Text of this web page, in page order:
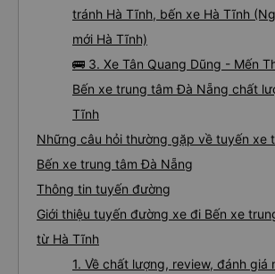
tránh Hà Tĩnh, bến xe Hà Tĩnh
mới Hà Tĩnh)
🚌 3. Xe Tân Quang Dũng - Mến
Bến xe trung tâm Đà Nẵng chất
Tĩnh
Những câu hỏi thường gặp về tuyến xe
Bến xe trung tâm Đà Nẵng
Thông tin tuyến đường
Giới thiệu tuyến đường xe đi Bến xe
từ Hà Tĩnh
1. Về chất lượng, review, đánh giá